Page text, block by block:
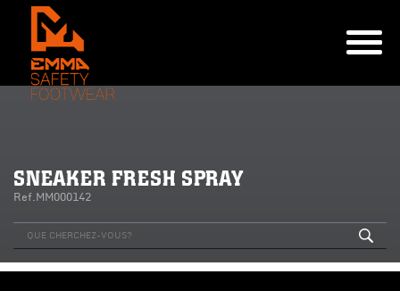
SNEAKER FRESH SPRAY
Ref.MM000142